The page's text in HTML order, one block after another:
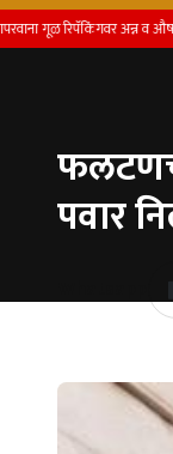
अन्न व औषध
पवार